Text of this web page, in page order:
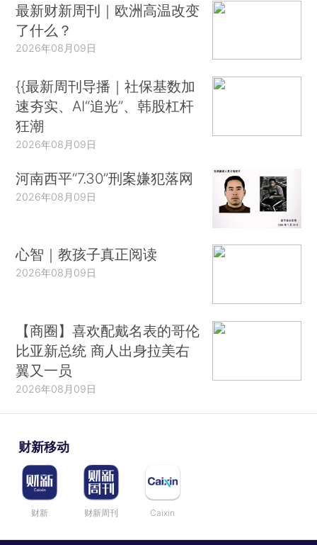
最新财新周刊｜欧洲高温改变
了什么？
2026年08月09日
{{最新周刊导播｜社保基数加
速夯实、AI“追光”、韩股杠杆
狂潮
2026年08月09日
河南西平“7.30”刑案嫌犯落网
2026年08月09日
心智｜教孩子真正阅读
2026年08月09日
【商圈】喜欢配戴名表的哥伦
比亚新总统 商人出身拉美右
翼又一员
2026年08月09日
财新移动
财新 财新周刊 Caixin